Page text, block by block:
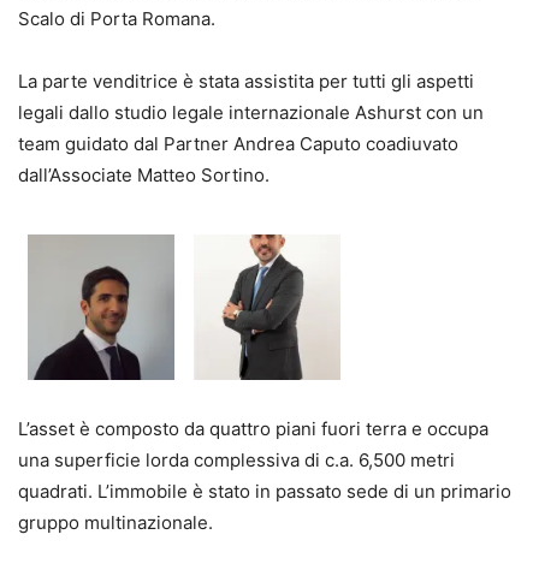
Scalo di Porta Romana.
La parte venditrice è stata assistita per tutti gli aspetti
legali dallo studio legale internazionale Ashurst con un
team guidato dal Partner Andrea Caputo coadiuvato
dall’Associate Matteo Sortino.
L’asset è composto da quattro piani fuori terra e occupa
una superficie lorda complessiva di c.a. 6,500 metri
quadrati. L’immobile è stato in passato sede di un primario
gruppo multinazionale.